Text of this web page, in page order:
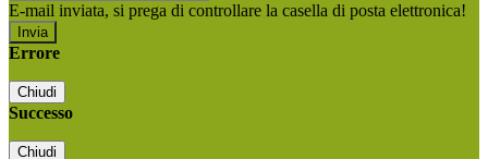
E-mail inviata, si prega di controllare la casella di posta elettronica!
Errore
Chiudi
Successo
Chiudi